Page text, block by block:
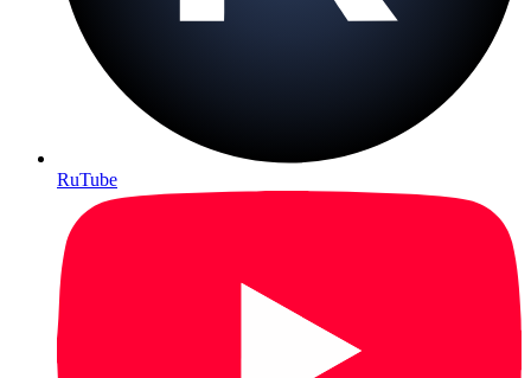
RuTube